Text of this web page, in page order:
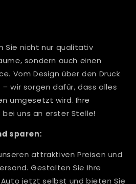
Sie nicht nur qualitativ
sondern auch einen
Vom Design über den Druck
– wir sorgen dafür, dass alles
umgesetzt wird. Ihre
uns an erster Stelle!
sparen:
attraktiven Preisen und
Gestalten Sie Ihre
jetzt selbst und bieten Sie